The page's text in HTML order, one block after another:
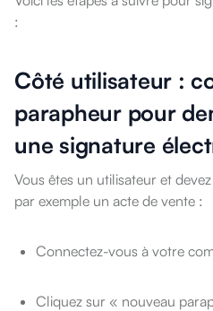
:
Côté utilisateur :
parapheur pour
une signature
Vous êtes un utilisateur et
par exemple un acte de vente :
Connectez-vous à votre
Cliquez sur « nouveau